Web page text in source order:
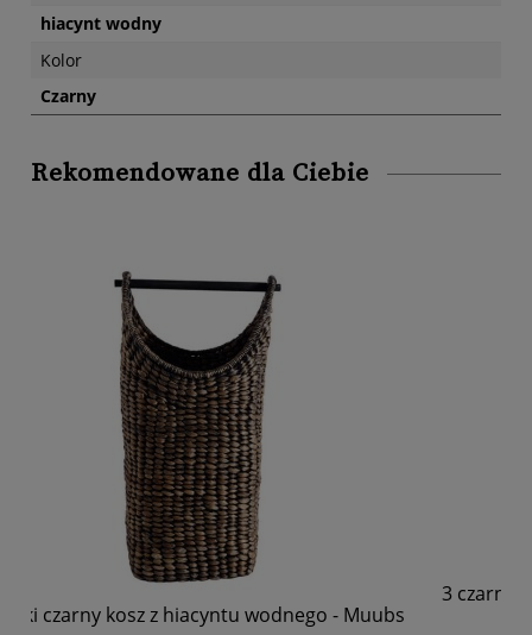
hiacynt wodny
Kolor
Czarny
Rekomendowane dla Ciebie
3 czarne prostokątne kosze z hiacyntu wodnego -
Muubs